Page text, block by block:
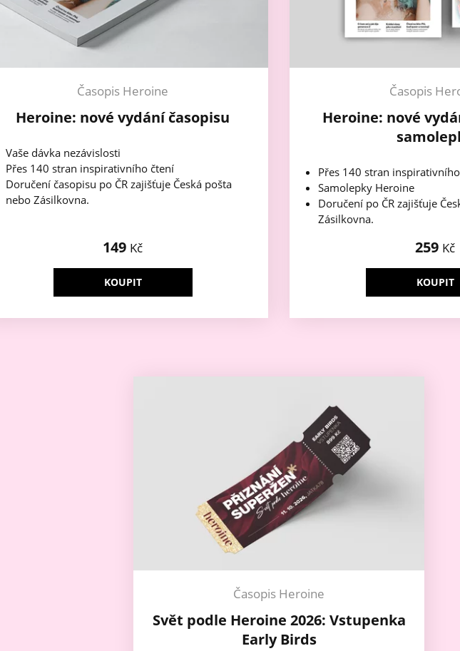
Časopis Heroine
Heroine: nové vydání časopisu
Vaše dávka nezávislosti
Přes 140 stran inspirativního čtení
Doručení časopisu po ČR zajišťuje Česká pošta
nebo Zásilkovna.
149 Kč
KOUPIT
Časopis
Heroine: nové
Přes 140 stran
Samolepky Heroine
Doručení po ČR zajišťuje
Zásilkovna.
259 Kč
KOUPIT
Časopis Heroine
Svět podle Heroine 2026: Vstupenka
Early Birds